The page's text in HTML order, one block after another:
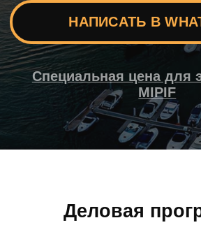
Деловая программа
воркшопа, прошедшего в